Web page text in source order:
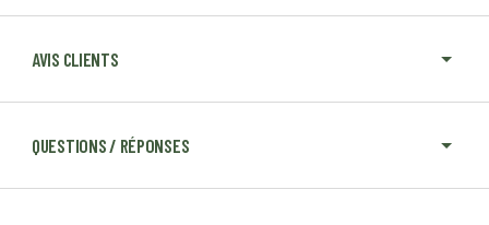
AVIS CLIENTS
QUESTIONS / RÉPONSES